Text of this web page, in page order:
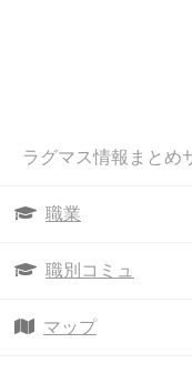
ラグマス情報まとめ
職業
職別コミュ
マップ